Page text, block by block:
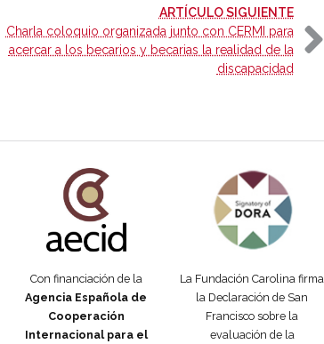
ARTÍCULO SIGUIENTE-
Charla coloquio organizada junto con CERMI para
acercar a los becarios y becarias la realidad de la
discapacidad
Con financiación de la
Agencia Española de
Cooperación
Internacional para el
La Fundación Carolina firma
la Declaración de San
Francisco sobre la
evaluación de la